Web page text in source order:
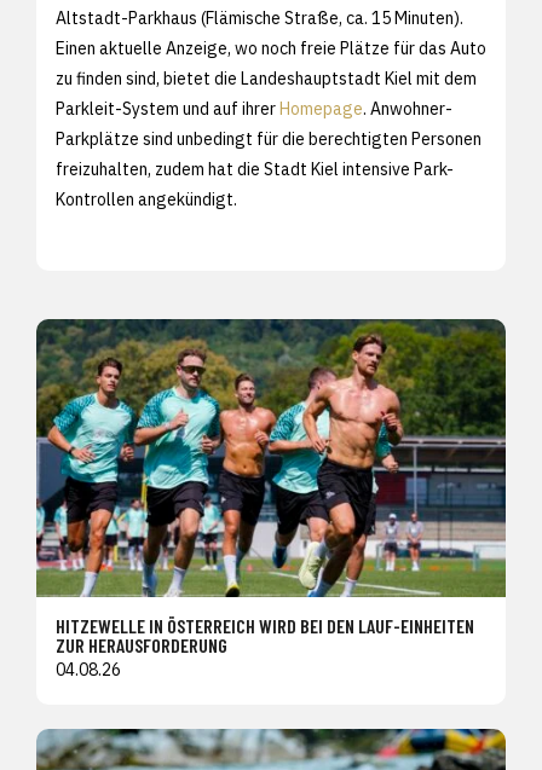
Altstadt-Parkhaus (Flämische Straße, ca. 15 Minuten).
Einen aktuelle Anzeige, wo noch freie Plätze für das Auto
zu finden sind, bietet die Landeshauptstadt Kiel mit dem
Parkleit-System und auf ihrerHomepage. Anwohner-
Parkplätze sind unbedingt für die berechtigten Personen
freizuhalten, zudem hat die Stadt Kiel intensive Park-
Kontrollen angekündigt.
HITZEWELLE IN ÖSTERREICH WIRD BEI DEN LAUF-EINHEITEN
ZUR HERAUSFORDERUNG
04.08.26